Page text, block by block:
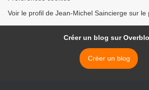
Voir le profil de Jean-Michel Saincierge sur le
Créer un blog sur
Créer un blog